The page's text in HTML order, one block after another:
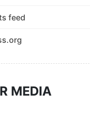
feed
MEDIA